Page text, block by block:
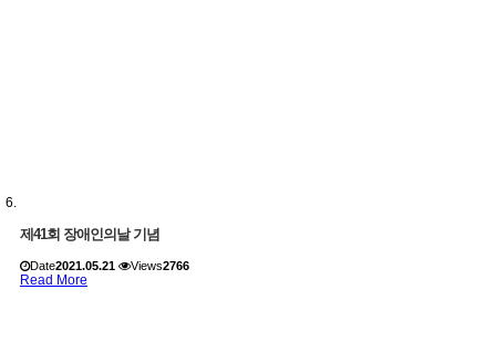
제41회 장애인의날 기념
Date2021.05.21 Views2766
Read More